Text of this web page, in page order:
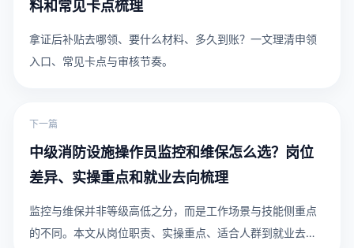
料和常见卡点梳理
拿证后补贴去哪领、要什么材料、多久到账？一文理清申领
入口、常见卡点与审核节奏。
下一篇
中级消防设施操作员监控和维保怎么选？岗位
差异、实操重点和就业去向梳理
监控与维保并非等级高低之分，而是工作场景与技能侧重点
的不同。本文从岗位职责、实操重点、适合人群到就业去